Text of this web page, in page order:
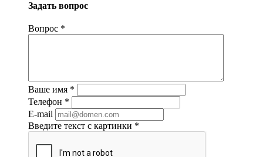
Задать вопрос
Вопрос *
Ваше имя *
Телефон *
E-mail
Введите текст с картинки *